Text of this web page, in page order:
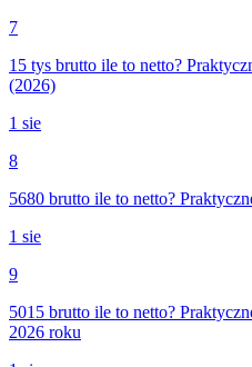
7
15 tys brutto ile to netto?
(2026)
1 sie
8
5680 brutto ile to netto?
1 sie
9
5015 brutto ile to netto?
2026 roku